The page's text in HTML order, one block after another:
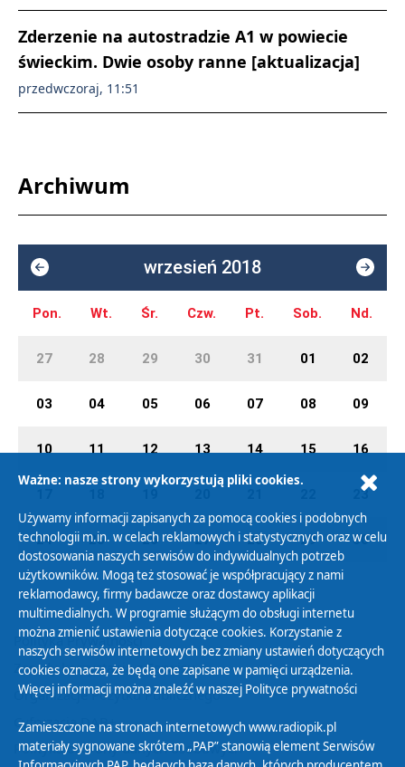
Zderzenie na autostradzie A1 w powiecie
świeckim. Dwie osoby ranne [aktualizacja]
przedwczoraj, 11:51
Archiwum
wrzesień 2018
Pon. Wt. Śr. Czw. Pt. Sob. Nd.
27 28 29 30 31 01 02
03 04 05 06 07 08 09
10 11 12 13 14 15 16
23
24 25 26 27 28 29 30
Polityka Prywatności
Zasady korzystania z Serwisu
Organizacje Pożytku Publicznego
Cyfryzacja DAB+
Polityka ochrony danych osobowych
Ważne: nasze strony wykorzystują pliki cookies.
Używamy informacji zapisanych za pomocą cookies i podobnych
technologii m.in. w celach reklamowych i statystycznych oraz w celu
dostosowania naszych serwisów do indywidualnych potrzeb
użytkowników. Mogą też stosować je współpracujący z nami
reklamodawcy, firmy badawcze oraz dostawcy aplikacji
multimedialnych. W programie służącym do obsługi internetu
można zmienić ustawienia dotyczące cookies. Korzystanie z
naszych serwisów internetowych bez zmiany ustawień dotyczących
cookies oznacza, że będą one zapisane w pamięci urządzenia.
Więcej informacji można znaleźć w naszej Polityce prywatności
Zamieszczone na stronach internetowych www.radiopik.pl
materiały sygnowane skrótem „PAP” stanowią element Serwisów